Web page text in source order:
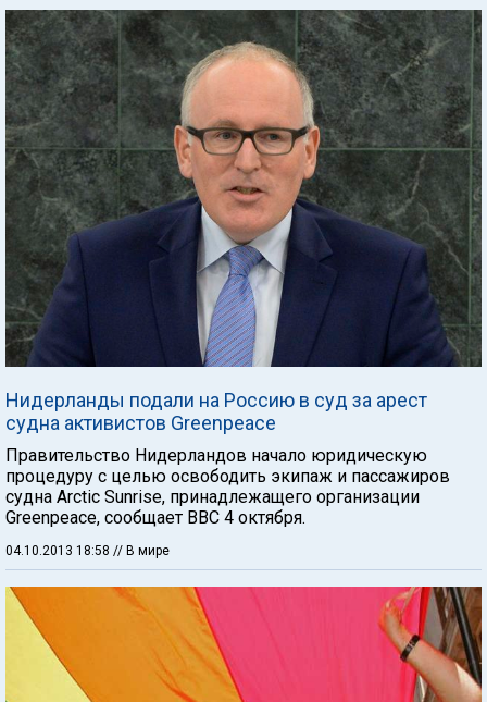
Нидерланды подали на Россию в суд за арест
судна активистов Greenpeace
Правительство Нидерландов начало юридическую
процедуру с целью освободить экипаж и пассажиров
судна Arctic Sunrise, принадлежащего организации
Greenpeace, сообщает ВВС 4 октября.
04.10.2013 18:58 // В мире